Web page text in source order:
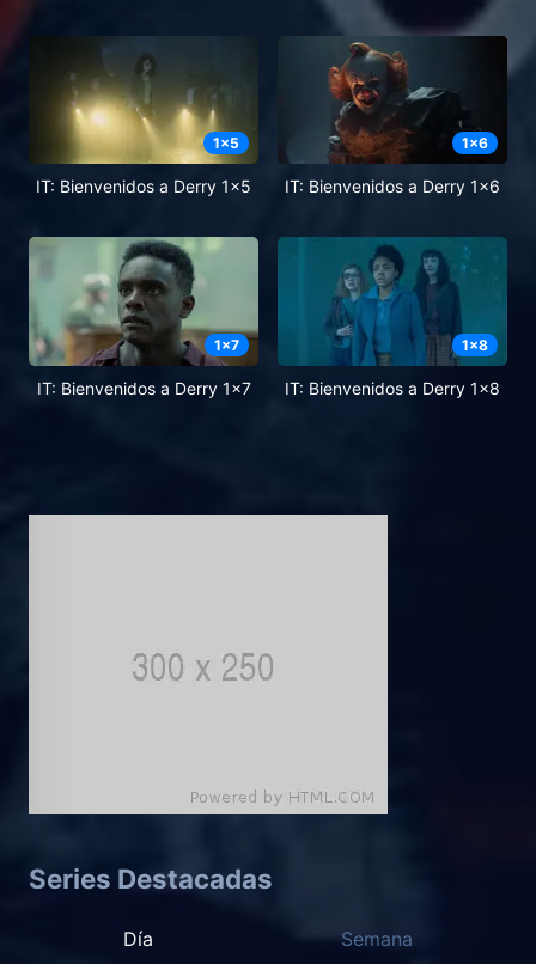
1x5
IT: Bienvenidos a Derry 1x5
1x6
IT: Bienvenidos a Derry 1x6
1x7
IT: Bienvenidos a Derry 1x7
1x8
IT: Bienvenidos a Derry 1x8
Series Destacadas
Día Semana